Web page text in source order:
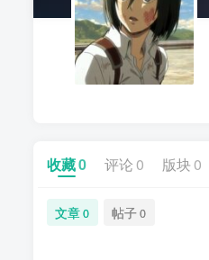
收藏0 评论 0 版块 0
文章0 帖子0